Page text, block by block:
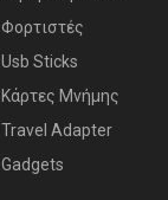
Φορτιστές
Usb Sticks
Κάρτες Μνήμης
Travel Adapter
Gadgets